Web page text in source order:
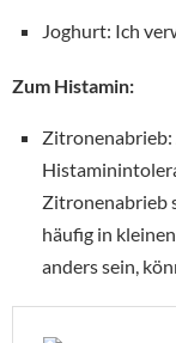
Joghurt: Ich
Zum Histamin:
Zitronenabrieb:
Zitronenabrieb
häufig in
anders sein,